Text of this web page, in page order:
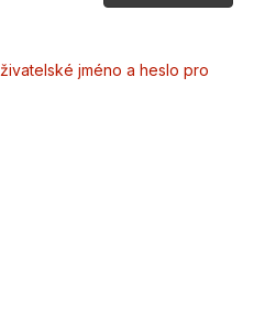
jméno a heslo pro